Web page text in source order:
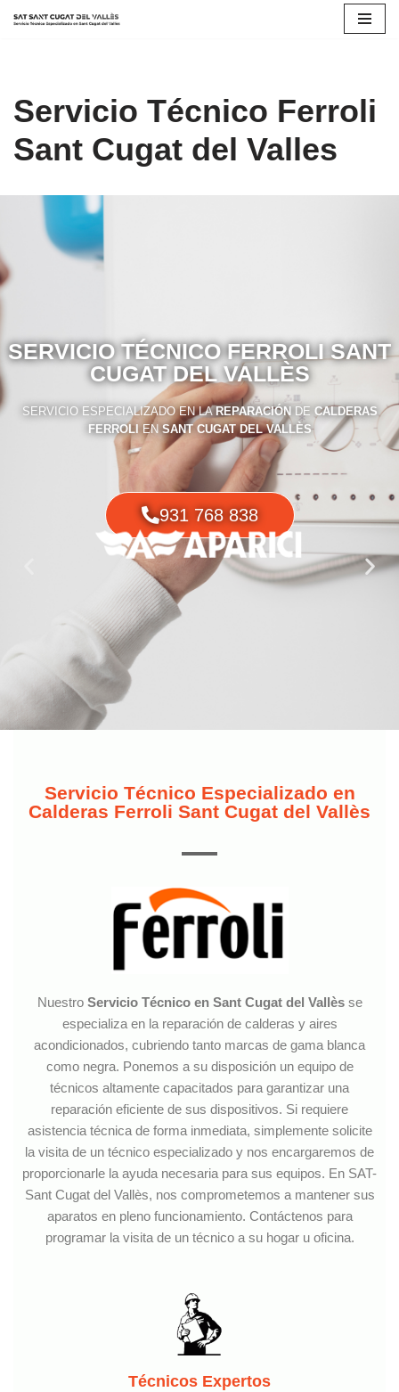
Servicio Técnico Ferroli
Sant Cugat del Valles
SERVICIO TÉCNICO FERROLI SANT
CUGAT DEL VALLÈS
SERVICIO ESPECIALIZADO EN LAREPARACIÓN DE CALDERAS
FERROLI
EN SANT CUGAT DEL VALLÈS
931 768 838
Servicio Técnico Especializado en
Calderas Ferroli Sant Cugat del Vallès
Nuestro Servicio Técnico en Sant Cugat del Vallèsse
especializa en la reparación de calderas y aires
acondicionados, cubriendo tanto marcas de gama blanca
como negra. Ponemos a su disposición un equipo de
técnicos altamente capacitados para garantizar una
reparación eficiente de sus dispositivos. Si requiere
asistencia técnica de forma inmediata, simplemente solicite
la visita de un técnico especializado y nos encargaremos de
proporcionarle la ayuda necesaria para sus equipos. En SAT-
Sant Cugat del Vallès, nos comprometemos a mantener sus
aparatos en pleno funcionamiento. Contáctenos para
programar la visita de un técnico a su hogar u oficina.
Técnicos Expertos